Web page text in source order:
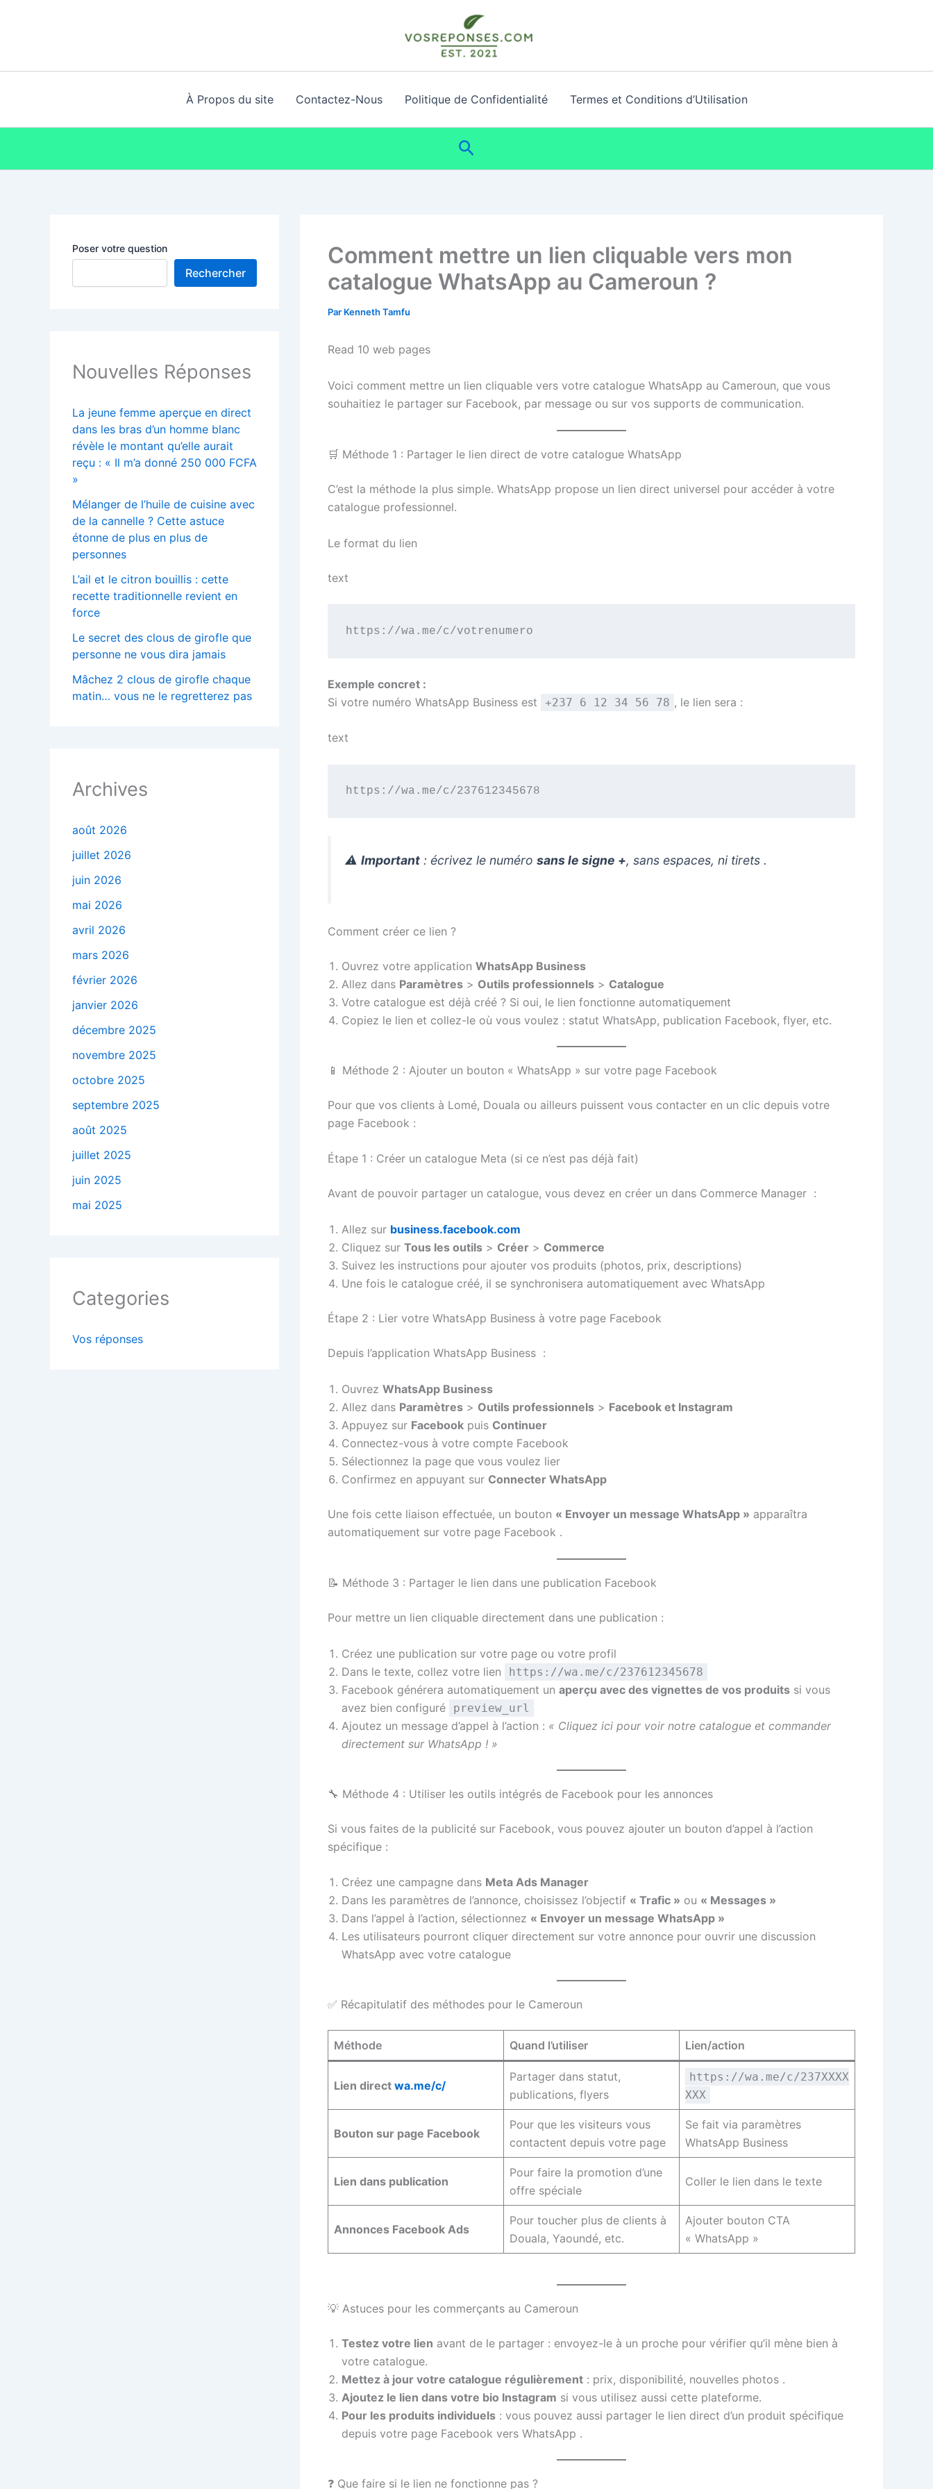
À Propos du site Contactez-Nous Politique de Confidentialité Termes et Conditions d’Utilisation
Rechercher
Poser votre question
Rechercher
Nouvelles Réponses
La jeune femme aperçue en direct
dans les bras d’un homme blanc
révèle le montant qu’elle aurait
reçu : « Il m’a donné 250 000 FCFA
»
Mélanger de l’huile de cuisine avec
de la cannelle ? Cette astuce
étonne de plus en plus de
personnes
L’ail et le citron bouillis : cette
recette traditionnelle revient en
force
Le secret des clous de girofle que
personne ne vous dira jamais
Mâchez 2 clous de girofle chaque
matin… vous ne le regretterez pas
Archives
août 2026
juillet 2026
juin 2026
mai 2026
avril 2026
mars 2026
février 2026
janvier 2026
décembre 2025
novembre 2025
octobre 2025
septembre 2025
août 2025
juillet 2025
juin 2025
mai 2025
Categories
Vos réponses
Comment mettre un lien cliquable vers mon
catalogue WhatsApp au Cameroun ?
Par Kenneth Tamfu
Read 10 web pages
Voici comment mettre un lien cliquable vers votre catalogue WhatsApp au Cameroun, que vous
souhaitiez le partager sur Facebook, par message ou sur vos supports de communication.
🛒 Méthode 1 : Partager le lien direct de votre catalogue WhatsApp
C’est la méthode la plus simple. WhatsApp propose un lien direct universel pour accéder à votre
catalogue professionnel.
Le format du lien
text
https://wa.me/c/votrenumero
Exemple concret :
Si votre numéro WhatsApp Business est
+237 6 12 34 56 78 , le lien sera :
text
https://wa.me/c/237612345678
⚠️ Important : écrivez le numéro sans le signe +, sans espaces, ni tirets .
Comment créer ce lien ?
Ouvrez votre application WhatsApp Business
Allez dans Paramètres > Outils professionnels > Catalogue
Votre catalogue est déjà créé ? Si oui, le lien fonctionne automatiquement
Copiez le lien et collez-le où vous voulez : statut WhatsApp, publication Facebook, flyer, etc.
📱 Méthode 2 : Ajouter un bouton « WhatsApp » sur votre page Facebook
Pour que vos clients à Lomé, Douala ou ailleurs puissent vous contacter en un clic depuis votre
page Facebook :
Étape 1 : Créer un catalogue Meta (si ce n’est pas déjà fait)
Avant de pouvoir partager un catalogue, vous devez en créer un dans Commerce Manager :
Allez sur business.facebook.com
Cliquez sur Tous les outils > Créer > Commerce
Suivez les instructions pour ajouter vos produits (photos, prix, descriptions)
Une fois le catalogue créé, il se synchronisera automatiquement avec WhatsApp
Étape 2 : Lier votre WhatsApp Business à votre page Facebook
Depuis l’application WhatsApp Business :
Ouvrez WhatsApp Business
Allez dans Paramètres > Outils professionnels > Facebook et Instagram
Appuyez sur Facebook puis Continuer
Connectez-vous à votre compte Facebook
Sélectionnez la page que vous voulez lier
Confirmez en appuyant sur Connecter WhatsApp
Une fois cette liaison effectuée, un bouton « Envoyer un message WhatsApp » apparaîtra
automatiquement sur votre page Facebook .
📝 Méthode 3 : Partager le lien dans une publication Facebook
Pour mettre un lien cliquable directement dans une publication :
Créez une publication sur votre page ou votre profil
Dans le texte, collez votre lien
https://wa.me/c/237612345678
Facebook générera automatiquement un aperçu avec des vignettes de vos produits si vous
avez bien configuré
preview_url
Ajoutez un message d’appel à l’action : « Cliquez ici pour voir notre catalogue et commander
directement sur WhatsApp ! »
🔧 Méthode 4 : Utiliser les outils intégrés de Facebook pour les annonces
Si vous faites de la publicité sur Facebook, vous pouvez ajouter un bouton d’appel à l’action
spécifique :
Créez une campagne dans Meta Ads Manager
Dans les paramètres de l’annonce, choisissez l’objectif « Trafic » ou « Messages »
Dans l’appel à l’action, sélectionnez « Envoyer un message WhatsApp »
Les utilisateurs pourront cliquer directement sur votre annonce pour ouvrir une discussion
WhatsApp avec votre catalogue
✅ Récapitulatif des méthodes pour le Cameroun
Méthode Quand l’utiliser Lien/action
Lien direct wa.me/c/
Partager dans statut,
publications, flyers
https://wa.me/c/237XXXX
XXX
Bouton sur page Facebook
Pour que les visiteurs vous
contactent depuis votre page
Se fait via paramètres
WhatsApp Business
Lien dans publication
Pour faire la promotion d’une
offre spéciale
Coller le lien dans le texte
Annonces Facebook Ads
Pour toucher plus de clients à
Douala, Yaoundé, etc.
Ajouter bouton CTA
« WhatsApp »
💡 Astuces pour les commerçants au Cameroun
Testez votre lien avant de le partager : envoyez-le à un proche pour vérifier qu’il mène bien à
votre catalogue.
Mettez à jour votre catalogue régulièrement : prix, disponibilité, nouvelles photos .
Ajoutez le lien dans votre bio Instagram si vous utilisez aussi cette plateforme.
Pour les produits individuels : vous pouvez aussi partager le lien direct d’un produit spécifique
depuis votre page Facebook vers WhatsApp .
❓ Que faire si le lien ne fonctionne pas ?